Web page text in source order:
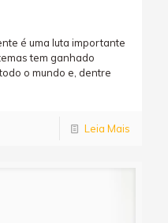
é uma luta importante
tem ganhado
o mundo e, dentre
Leia Mais